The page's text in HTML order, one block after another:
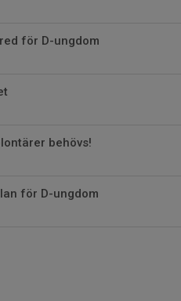
för D-ungdom
behövs!
för D-ungdom